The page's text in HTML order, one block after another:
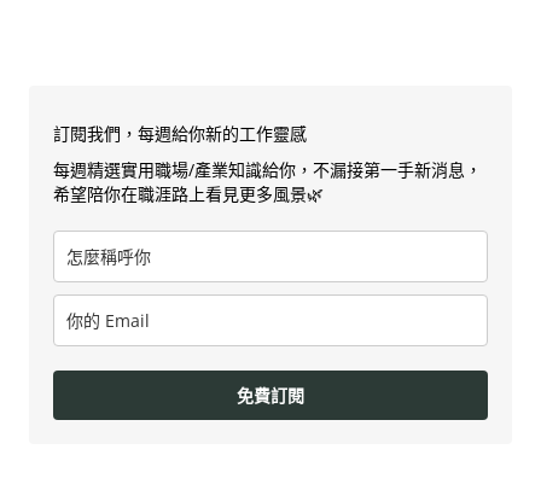
訂閱我們，每週給你新的工作靈感
每週精選實用職場/產業知識給你，不漏接第一手新消息，
希望陪你在職涯路上看見更多風景🌿
免費訂閱